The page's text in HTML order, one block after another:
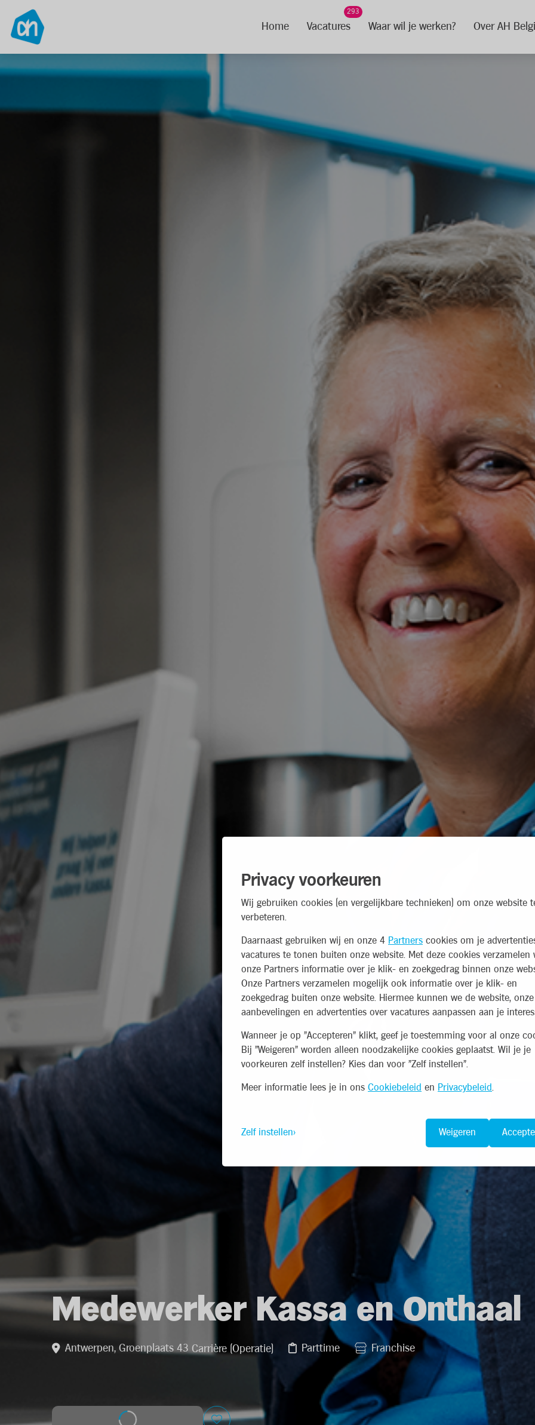
Privacy voorkeuren
Wij gebruiken cookies (en vergelijkbare technieken) om onze website
verbeteren.
Daarnaast gebruiken wij en onze 4 Partners cookies om je
vacatures te tonen buiten onze website. Met deze cookies verzamelen
onze Partners informatie over je klik- en zoekgedrag binnen onze
Onze Partners verzamelen mogelijk ook informatie over je klik- en
zoekgedrag buiten onze website. Hiermee kunnen we de website, onze
aanbevelingen en advertenties over vacatures aanpassen aan je
Wanneer je op "Accepteren" klikt, geef je toestemming voor al onze
Bij "Weigeren" worden alleen noodzakelijke cookies geplaatst. Wil je je
voorkeuren zelf instellen? Kies dan voor "Zelf instellen".
Meer informatie lees je in ons Cookiebeleid en Privacybeleid
Zelf instellen Weigeren
Home Vacatures
293
Waar wil je werken? Over AH
Medewerker Kassa en Onthaal
Antwerpen, Groenplaats 43 Carrière (Operatie) Parttime Franchise
Solliciteer op deze job